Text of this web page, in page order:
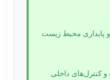
پایداری محیط زیست
و کنترل‌های داخلی